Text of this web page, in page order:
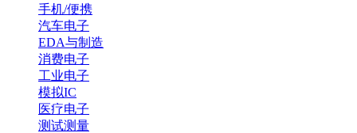
手机/便携
汽车电子
EDA与制造
消费电子
工业电子
模拟IC
医疗电子
测试测量